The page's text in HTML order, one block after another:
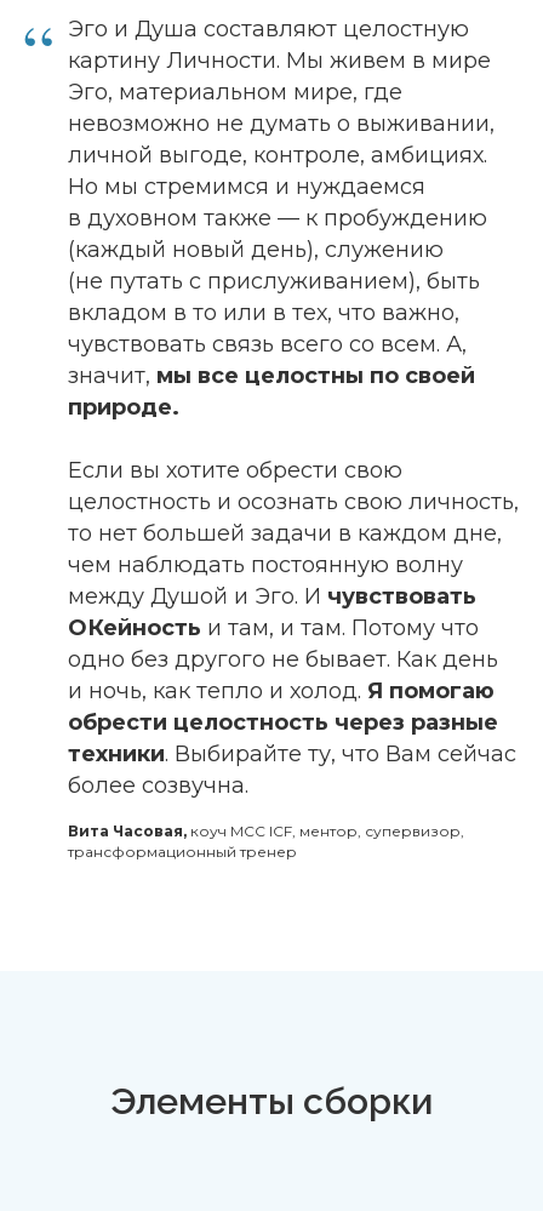
“
Эго и Душа составляют целостную
картину Личности. Мы живем в мире
Эго, материальном мире, где
невозможно не думать о выживании,
личной выгоде, контроле, амбициях.
Но мы стремимся и нуждаемся
в духовном также — ‌к пробуждению
(каждый новый день), служению
(не путать с прислуживанием), быть
вкладом в то или в тех, что важно,
чувствовать связь всего со всем. А,
значит, мы все целостны по своей
природе.
Если вы хотите обрести свою
целостность ‌и осознать свою личность,
‌то нет большей задачи в каждом дне,
‌чем наблюдать постоянную волну
‌между Душой и Эго. И чувствовать
ОКейность и там, и там. Потому что
одно без другого не бывает. Как день
и ночь, как тепло и холод. Я помогаю
обрести целостность через разные
техники. Выбирайте ту, что Вам сейчас
более созвучна.
Вита Часовая, коуч MCC ICF, ментор, супервизор,
трансформационный тренер
Элементы сборки